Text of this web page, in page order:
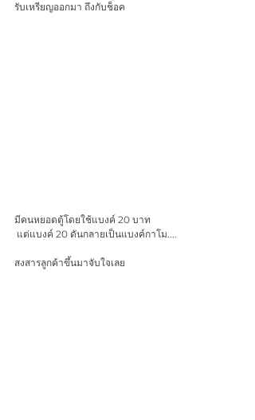
รับเหรียญออกมา ถึงกับช็อค
มีคนหยอดตู้โดยใช้แบงค์ 20 บาท
แต่แบงค์ 20 ดันกลายเป็นแบงค์กาโม....
สงสารลูกค้าขึ้นมาจับใจเลย